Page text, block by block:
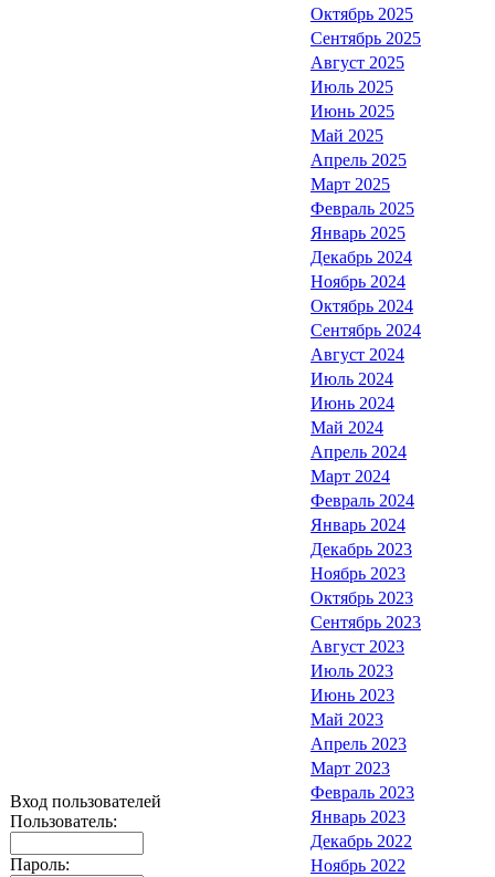
Вход пользователей
Пользователь:
Пароль:
Октябрь 2025
Сентябрь 2025
Август 2025
Июль 2025
Июнь 2025
Май 2025
Апрель 2025
Март 2025
Февраль 2025
Январь 2025
Декабрь 2024
Ноябрь 2024
Октябрь 2024
Сентябрь 2024
Август 2024
Июль 2024
Июнь 2024
Май 2024
Апрель 2024
Март 2024
Февраль 2024
Январь 2024
Декабрь 2023
Ноябрь 2023
Октябрь 2023
Сентябрь 2023
Август 2023
Июль 2023
Июнь 2023
Май 2023
Апрель 2023
Март 2023
Февраль 2023
Январь 2023
Декабрь 2022
Ноябрь 2022